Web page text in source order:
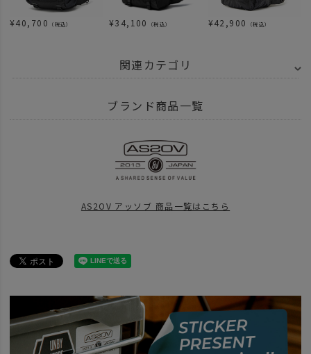
¥40,700 （税込） ¥34,100 （税込） ¥42,900 （税込）
関連カテゴリ
AS2OV アッソブ CORDURA DOBBY 305D - コーデュラ ドビー
AS2OV アッソブ
2022年4月1日 価格改定について
BRAND AS2OV アッソブ
news BACKPACK
news AS2OV DOBBYシリーズ再入荷 Vol.2
ブランド商品一覧
AS2OV アッソブ 商品一覧はこちら